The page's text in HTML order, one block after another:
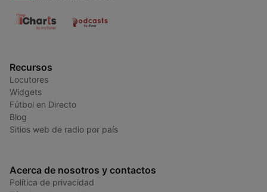
Recursos
Locutores
Widgets
Fútbol en Directo
Blog
Sitios web de radio por país
Acerca de nosotros y contactos
Política de privacidad